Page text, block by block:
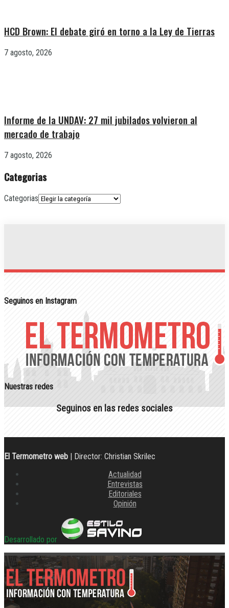
HCD Brown: El debate giró en torno a la Ley de Tierras
7 agosto, 2026
Informe de la UNDAV: 27 mil jubilados volvieron al
mercado de trabajo
7 agosto, 2026
Categorias
Categorias
Seguinos en Instagram
Nuestras redes
Seguinos en las redes sociales
El Termometro web | Director: Christian Skrilec
Actualidad
Entrevistas
Editoriales
Opinión
Desarrollado por